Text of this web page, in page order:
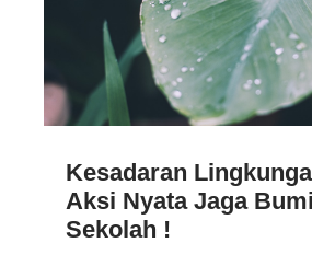
Kesadaran
Aksi Nyata Jaga
Sekolah !